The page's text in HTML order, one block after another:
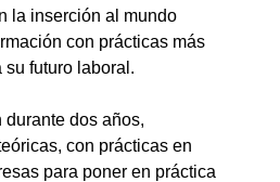
la inserción al mundo
con prácticas más
futuro laboral.
durante dos años,
con prácticas en
para poner en práctica